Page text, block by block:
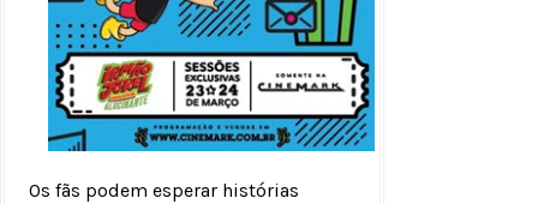
Os fãs podem esperar histórias